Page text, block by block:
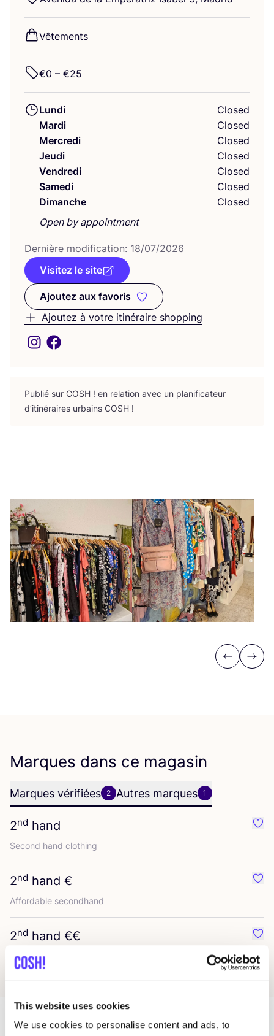
This website uses cookies
We use cookies to personalise content and ads, to
Vête­ments
€0 – €25
Lundi
Closed
Mardi
Closed
Mercredi
Closed
Jeudi
Closed
Vendredi
Closed
Samedi
Closed
Dimanche
Closed
Open by appointment
Der­nière modi­fi­ca­tion: 18/07/2026
Visitez le site
Ajoutez aux favoris
Ajoutez aux favoris
Ajoutez à votre itinéraire shopping
Publié sur COSH ! en rela­tion avec un pla­ni­fi­ca­teur
d’i­ti­né­raires urbains COSH !
Previous
Next
Marques dans ce magasin
Marques vérifiées 2 Autres marques 1
2nd hand
Second hand clothing
2nd hand €
Affor­dable secondhand
2nd hand €€